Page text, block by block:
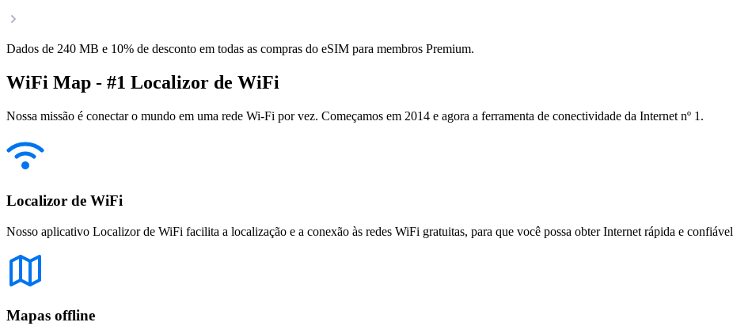
Dados de 240 MB e 10% de desconto em todas as compras do eSIM para membros Premium.
WiFi Map - #1 Localizor de WiFi
Nossa missão é conectar o mundo em uma rede Wi-Fi por vez. Começamos em 2014 e agora a ferramenta de conectividade da Internet nº 1.
Localizor de WiFi
Nosso aplicativo Localizor de WiFi facilita a localização e a conexão às redes WiFi gratuitas, para que você possa obter Internet rápida e
Mapas offline